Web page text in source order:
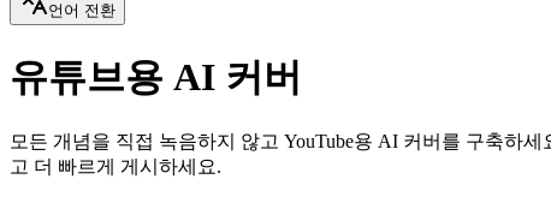
언어 전환
유튜브용 AI 커버
모든 개념을 직접 녹음하지 않고 YouTube용 AI 커버를 구축하
고 더 빠르게 게시하세요.